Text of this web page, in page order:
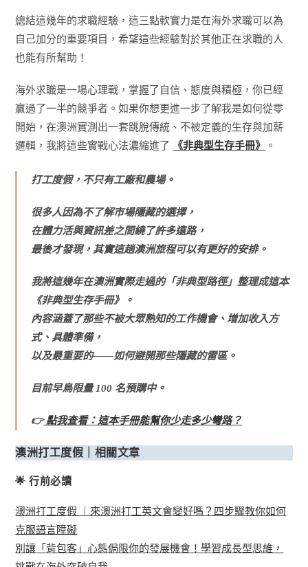
總結這幾年的求職經驗，這三點軟實力是在海外求職可以為
自己加分的重要項目，希望這些經驗對於其他正在求職的人
也能有所幫助！
海外求職是一場心理戰，掌握了自信、態度與積極，你已經
贏過了一半的競爭者。如果你想更進一步了解我是如何從零
開始，在澳洲實測出一套跳脫傳統、不被定義的生存與加薪
邏輯，我將這些實戰心法濃縮進了
《非典型生存手冊》 。
打工度假，不只有工廠和農場。
很多人因為不了解市場隱藏的選擇，
在體力活與資訊差之間繞了許多遠路，
最後才發現，其實這趟澳洲旅程可以有更好的安排。
我將這幾年在澳洲實際走過的「非典型路徑」整理成這本
《非典型生存手冊》。
內容涵蓋了那些不被大眾熟知的工作機會、增加收入方
式、具體準備，
以及最重要的——如何避開那些隱藏的雷區。
目前早鳥限量 100 名預購中。
👉點我查看：這本手冊能幫你少走多少彎路？
澳洲打工度假｜相關文章
🌟 行前必讀
澳洲打工度假 ｜來澳洲打工英文會變好嗎？四步驟教你如何
克服語言障礙
別讓「背包客」心態侷限你的發展機會！學習成長型思維，